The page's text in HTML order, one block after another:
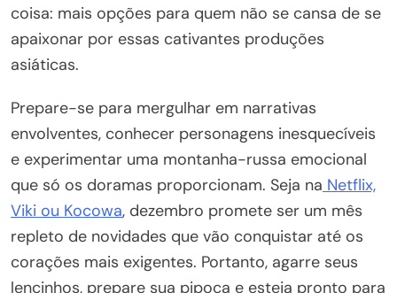
coisa: mais opções para quem não se cansa de se
apaixonar por essas cativantes produções
asiáticas.
Prepare-se para mergulhar em narrativas
envolventes, conhecer personagens inesquecíveis
e experimentar uma montanha-russa emocional
que só os doramas proporcionam. Seja na Netflix,
Viki ou Kocowa, dezembro promete ser um mês
repleto de novidades que vão conquistar até os
corações mais exigentes. Portanto, agarre seus
lencinhos, prepare sua pipoca e esteja pronto para